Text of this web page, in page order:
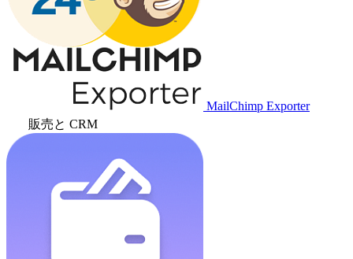
MailChimp Exporter
販売と CRM